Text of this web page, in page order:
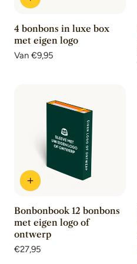
4 bonbons in luxe box
met eigen logo
Normale
Van €9,95
Bonbonbook 12 bonbons
met eigen logo of
ontwerp
Normale
€27,95